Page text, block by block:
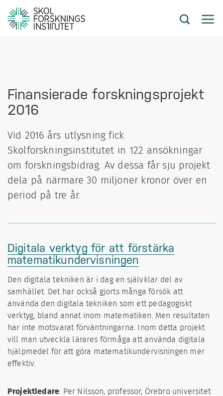
Finansierade forskningsprojekt
2016
Vid 2016 års utlysning fick
Skolforskningsinstitutet in 122 ansökningar
om forskningsbidrag. Av dessa får sju projekt
dela på närmare 30 miljoner kronor över en
period på tre år.
Digitala verktyg för att förstärka
matematikundervisningen
Den digitala tekniken är i dag en självklar del av
samhället. Det har också gjorts många försök att
använda den digitala tekniken som ett pedagogiskt
verktyg, bland annat inom matematiken. Men resultaten
har inte motsvarat förväntningarna. Inom detta projekt
vill man utveckla lärares förmåga att använda digitala
hjälpmedel för att göra matematikundervisningen mer
effektiv.
Projektledare: Per Nilsson, professor, Örebro universitet